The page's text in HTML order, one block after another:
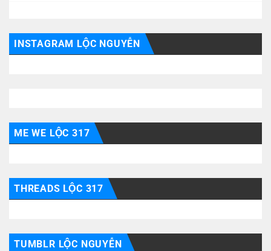
INSTAGRAM LỘC NGUYỄN
ME WE LỘC 317
THREADS LỘC 317
TUMBLR LỘC NGUYỄN